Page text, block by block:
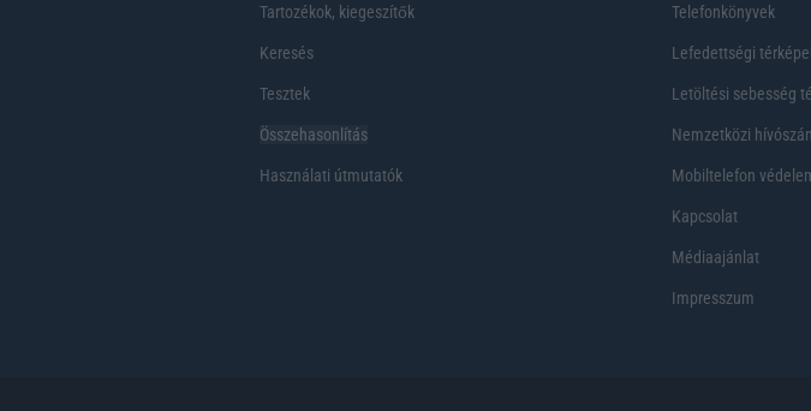
Tartozékok, kiegeszítők
Keresés
Tesztek
Összehasonlítás
Használati útmutatók
Telefonkönyvek
Lefedettségi
Letöltési sebesség
Nemzetközi
Mobiltelefon
Kapcsolat
Médiaajánlat
Impresszum